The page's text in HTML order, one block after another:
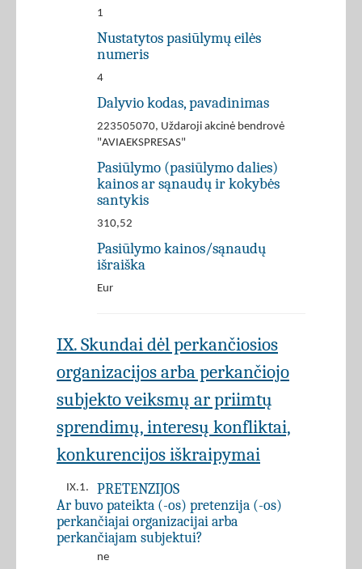
1
Nustatytos pasiūlymų eilės
numeris
4
Dalyvio kodas, pavadinimas
223505070, Uždaroji akcinė bendrovė
"AVIAEKSPRESAS"
Pasiūlymo (pasiūlymo dalies)
kainos ar sąnaudų ir kokybės
santykis
310,52
Pasiūlymo kainos/sąnaudų
išraiška
Eur
IX. Skundai dėl perkančiosios
organizacijos arba perkančiojo
subjekto veiksmų ar priimtų
sprendimų, interesų konfliktai,
konkurencijos iškraipymai
IX.1.
PRETENZIJOS
Ar buvo pateikta (-os) pretenzija (-os)
perkančiajai organizacijai arba
perkančiajam subjektui?
ne